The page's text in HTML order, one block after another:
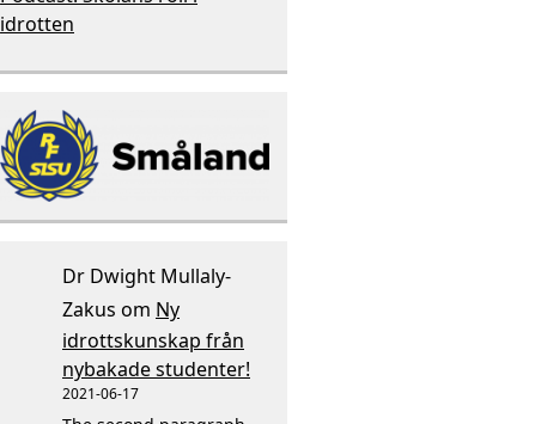
idrotten
Dr Dwight Mullaly-
Zakus om Ny
idrottskunskap från
nybakade studenter!
2021-06-17